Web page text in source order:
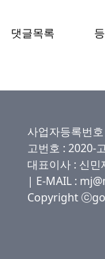
댓글목록
사업자등록번
고번호 : 2020-
대표이사 : 신
| E-MAIL :
Copyright